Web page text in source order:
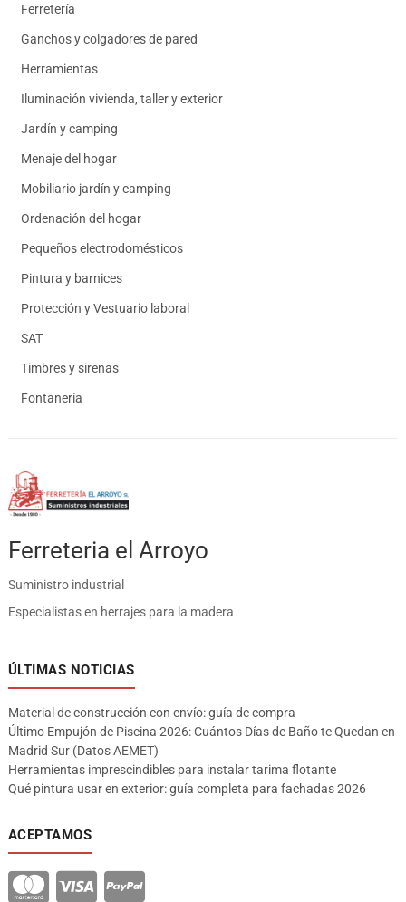
Ferretería
Ganchos y colgadores de pared
Herramientas
Iluminación vivienda, taller y exterior
Jardín y camping
Menaje del hogar
Mobiliario jardín y camping
Ordenación del hogar
Pequeños electrodomésticos
Pintura y barnices
Protección y Vestuario laboral
SAT
Timbres y sirenas
Fontanería
Ferreteria el Arroyo
Suministro industrial
Especialistas en herrajes para la madera
ÚLTIMAS NOTICIAS
Material de construcción con envío: guía de compra
Último Empujón de Piscina 2026: Cuántos Días de Baño te Quedan en
Madrid Sur (Datos AEMET)
Herramientas imprescindibles para instalar tarima flotante
Qué pintura usar en exterior: guía completa para fachadas 2026
ACEPTAMOS